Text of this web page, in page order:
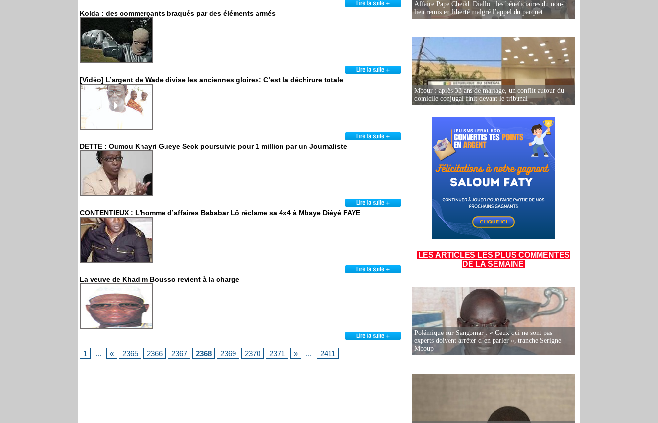
Kolda : des commerçants braqués par des éléments armés
[Vidéo] L’argent de Wade divise les anciennes gloires: C’est la déchirure totale
DETTE : Oumou Khayri Gueye Seck poursuivie pour 1 million par un Journaliste
CONTENTIEUX : L’homme d’affaires Bababar Lô réclame sa 4x4 à Mbaye Diéyé FAYE
La veuve de Khadim Bousso revient à la charge
1 ... « 2365 2366 2367 2368 2369 2370 2371 » ... 2411
Affaire Pape Cheikh Diallo : les bénéficiaires du non-
lieu remis en liberté malgré l’appel du parquet
Mbour : après 33 ans de mariage, un conflit autour du
domicile conjugal finit devant le tribunal
LES ARTICLES LES PLUS COMMENTÉS
DE LA SEMAINE
Polémique sur Sangomar : « Ceux qui ne sont pas
experts doivent arrêter d’en parler », tranche Serigne
Mboup